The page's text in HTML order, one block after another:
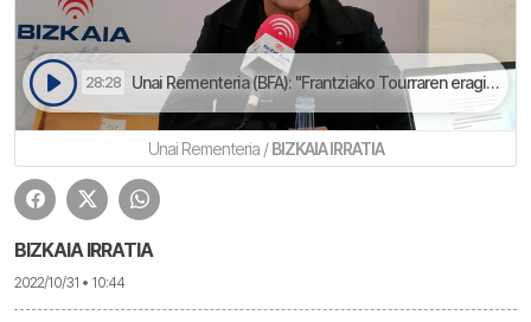
28:28 Unai Rementeria (BFA): "Frantziako Tourraren eragin ekonomikoa ez da egun bakarrekoa izango. Mundu osoko 300 milioi pertsonak ikusiko gaitue" | Goizeko Izarretan
Unai Rementeria /BIZKAIA IRRATIA
BIZKAIA IRRATIA
2022/10/31 • 10:44